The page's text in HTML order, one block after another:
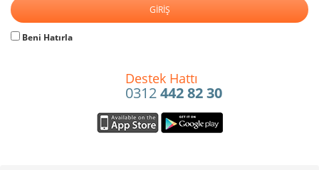
Beni Hatırla
Destek Hattı
0312442 82 30